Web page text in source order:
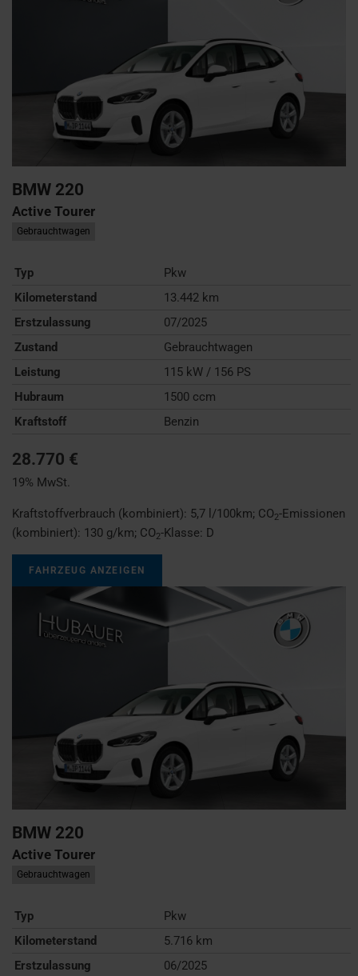
BMW 220
Active Tourer
Gebrauchtwagen
Typ
Pkw
Kilometerstand
13.442 km
Erstzulassung
07/2025
Zustand
Gebrauchtwagen
Leistung
115 kW / 156 PS
Hubraum
1500 ccm
Kraftstoff
Benzin
28.770 €
19% MwSt.
Kraftstoffverbrauch (kombiniert): 5,7 l/100km; CO2-Emissionen
(kombiniert): 130 g/km; CO2-Klasse: D
FAHRZEUG ANZEIGEN
BMW 220
Active Tourer
Gebrauchtwagen
Typ
Pkw
Kilometerstand
5.716 km
Erstzulassung
06/2025